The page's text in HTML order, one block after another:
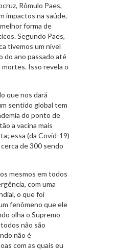
Rômulo Paes,
impactos na saúde,
forma de
Segundo Paes,
tivemos um nível
do ano passado até
mortes. Isso revela o
que nos dará
sentido global tem
do ponto de
a vacina mais
essa (da Covid-19)
de 300 sendo
mesmos em todos
com uma
o que foi
fenômeno que ele
olha o Supremo
não são
não é
com as quais eu